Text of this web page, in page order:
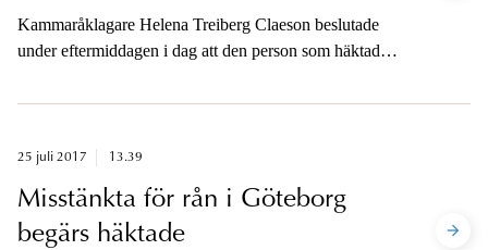
Kammaråklagare Helena Treiberg Claeson beslutade
under eftermiddagen i dag att den person som häktades
fall i Gårdsten, Göteborg omedelbart skulle försättas på
25 juli 2017 13.39
Misstänkta för rån i Göteborg
begärs häktade